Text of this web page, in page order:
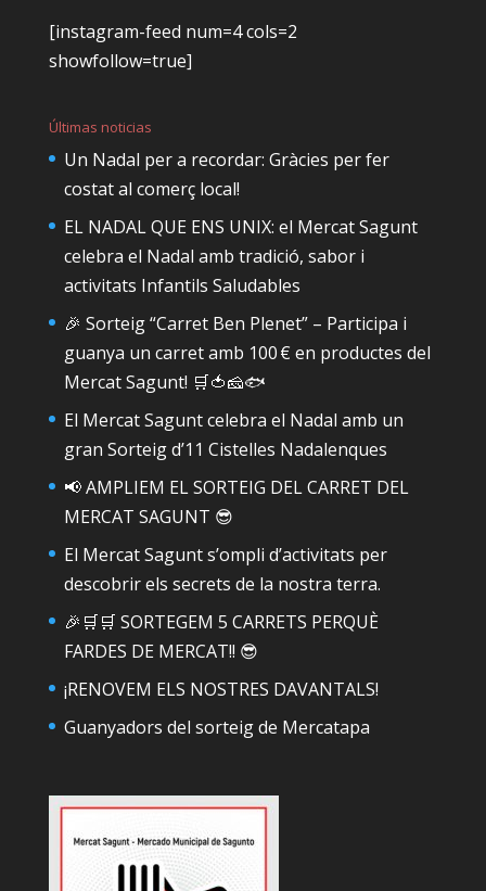
[instagram-feed num=4 cols=2
showfollow=true]
Últimas noticias
Un Nadal per a recordar: Gràcies per fer
costat al comerç local!
EL NADAL QUE ENS UNIX: el Mercat Sagunt
celebra el Nadal amb tradició, sabor i
activitats Infantils Saludables
🎉 Sorteig “Carret Ben Plenet” – Participa i
guanya un carret amb 100 € en productes del
Mercat Sagunt! 🛒🍅🧀🐟
El Mercat Sagunt celebra el Nadal amb un
gran Sorteig d’11 Cistelles Nadalenques
📢 AMPLIEM EL SORTEIG DEL CARRET DEL
MERCAT SAGUNT 😎
El Mercat Sagunt s’ompli d’activitats per
descobrir els secrets de la nostra terra.
🎉🛒🛒 SORTEGEM 5 CARRETS PERQUÈ
FARDES DE MERCAT!! 😎
¡RENOVEM ELS NOSTRES DAVANTALS!
Guanyadors del sorteig de Mercatapa